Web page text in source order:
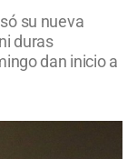
su nueva
duras
dan inicio a